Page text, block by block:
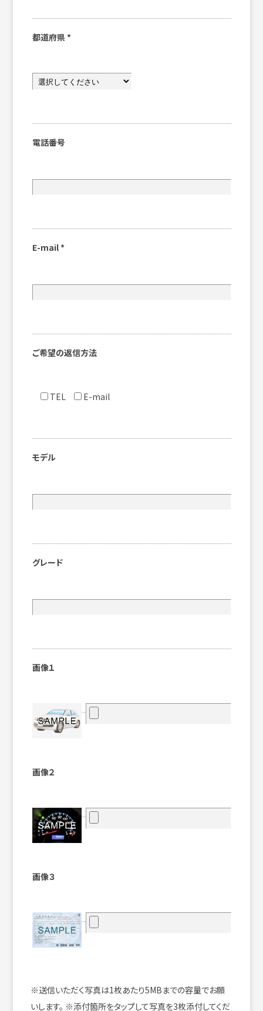
都道府県 *
電話番号
E-mail *
ご希望の返信方法
TEL E-mail
モデル
グレード
画像１
画像２
画像３
※送信いただく写真は1枚あたり5MBまでの容量でお願
いします。 ※添付箇所をタップして写真を3枚添付してくだ